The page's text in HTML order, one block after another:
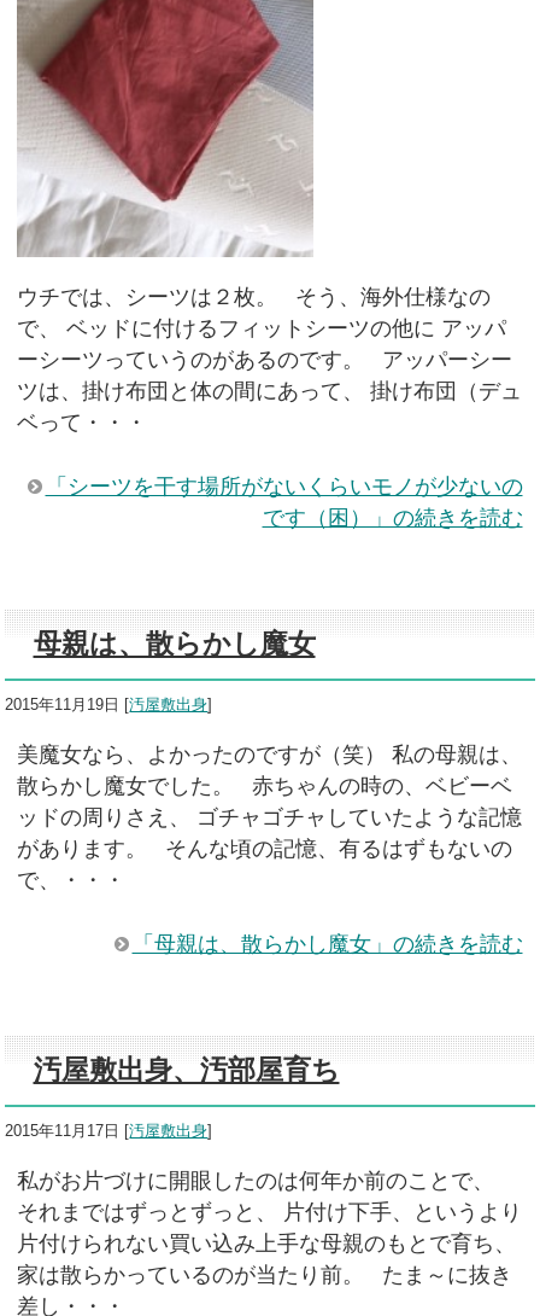
ウチでは、シーツは２枚。 そう、海外仕様なの
で、 ベッドに付けるフィットシーツの他に アッパ
ーシーツっていうのがあるのです。 アッパーシー
ツは、掛け布団と体の間にあって、 掛け布団（デュ
ベって・・・
「シーツを干す場所がないくらいモノが少ないの
です（困）」の続きを読む
母親は、散らかし魔女
2015年11月19日 [汚屋敷出身
美魔女なら、よかったのですが（笑） 私の母親は、
散らかし魔女でした。 赤ちゃんの時の、ベビーベ
ッドの周りさえ、 ゴチャゴチャしていたような記憶
があります。 そんな頃の記憶、有るはずもないの
で、・・・
「母親は、散らかし魔女」の続きを読む
汚屋敷出身、汚部屋育ち
2015年11月17日 [汚屋敷出身
私がお片づけに開眼したのは何年か前のことで、
それまではずっとずっと、 片付け下手、というより
片付けられない買い込み上手な母親のもとで育ち、
家は散らかっているのが当たり前。 たま～に抜き
差し・・・